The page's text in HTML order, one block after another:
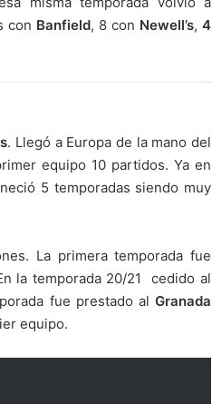
con Banfield, 8 con Newell’s, 4
. Llegó a Europa de la mano del
equipo 10 partidos. Ya en
5 temporadas siendo muy
La primera temporada fue
la temporada 20/21 cedido al
fue prestado alGranada
equipo.